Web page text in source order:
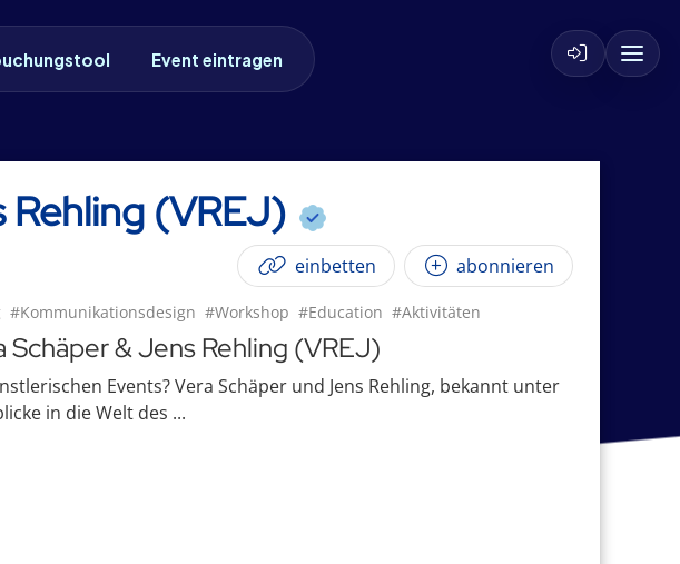
Event eintragen
Rehling (VREJ)
einbetten abonnieren
#Kommunikationsdesign #Workshop #Education #Aktivitäten
& Jens Rehling (VREJ)
Events? Vera Schäper und Jens Rehling, bekannt unter
in die Welt des ...